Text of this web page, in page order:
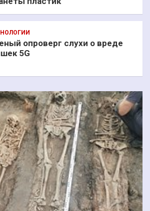
опроверг слухи о вреде
5G